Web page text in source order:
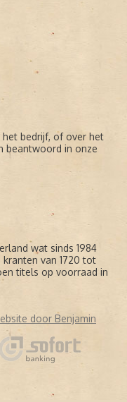
bedrijf, of over het
beantwoord in onze
wat sinds 1984
van 1720 tot
titels op voorraad in
door Benjamin